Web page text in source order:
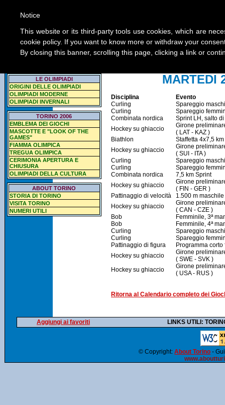
...
LE OLIMPIADI
ORIGINI DELLE OLIMPIADI
OLIMPIADI MODERNE
OLIMPIADI INVERNALI
TORINO 2006
EMBLEMA DEI GIOCHI
MASCOTTE E "LOOK OF THE
GAMES"
FIAMMA OLIMPICA
TREGUA OLIMPICA
CERIMONIA APERTURA E
CHIUSURA
OLIMPIADI DELLA CULTURA
ABOUT TORINO
STORIA DI TORINO
VISITA TORINO
NUMERI UTILI
MARTEDI
Disciplina
Evento
Curling
Spareggio
Curling
Spareggio
Combinata nordica
Sprint LH, salto
Hockey su ghiaccio
Girone
( LAT - KAZ )
Biathlon
Staffetta 4x7,5
Hockey su ghiaccio
Girone
( SUI - ITA )
Curling
Spareggio
Curling
Spareggio
Combinata nordica
7,5 km Sprint
Hockey su ghiaccio
Girone
( FIN - GER )
Pattinaggio di velocità
1.500 m maschile
Hockey su ghiaccio
Girone
( CAN - CZE )
Bob
Femminile, 3ª
Bob
Femminile, 4ª
Curling
Spareggio
Curling
Spareggio
Pattinaggio di figura
Programma
Hockey su ghiaccio
Girone
( SWE - SVK )
Hockey su ghiaccio
Girone
( USA - RUS )
Ritorna al Calendario completo dei
Aggiungi ai favoriti LINKS UTILI:
© Copyright:About Torino -
Notice
This website or its third-party tools use cookies, which are
cookie policy. If you want to know more or withdraw your
By closing this banner, scrolling this page, clicking a link or